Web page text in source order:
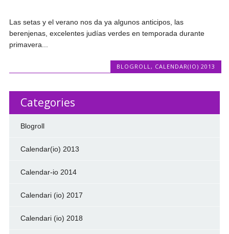
Las setas y el verano nos da ya algunos anticipos, las
berenjenas, excelentes judías verdes en temporada durante
primavera...
BLOGROLL , CALENDAR(IO) 2013
Categories
Blogroll
Calendar(io) 2013
Calendar-io 2014
Calendari (io) 2017
Calendari (io) 2018